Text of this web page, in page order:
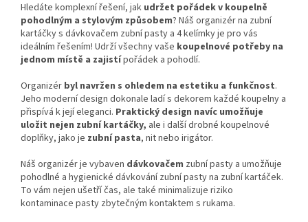
Hledáte komplexní řešení, jak udržet pořádek v koupelně
pohodlným a stylovým způsobem? Náš organizér na zubní
kartáčky s dávkovačem zubní pasty a 4 kelímky je pro vás
ideálním řešením! Udrží všechny vaše koupelnové potřeby na
jednom místě a zajistípořádek a pohodlí.
Organizér byl navržen s ohledem na estetiku a funkčnost.
Jeho moderní design dokonale ladí s dekorem každé koupelny a
přispívá k její eleganci. Praktický design navíc umožňuje
uložit nejen zubní kartáčky, ale i další drobné koupelnové
doplňky, jako je zubní pasta, nit nebo irigátor.
Náš organizér je vybaven dávkovačem zubní pasty a umožňuje
pohodlné a hygienické dávkování zubní pasty na zubní kartáček.
To vám nejen ušetří čas, ale také minimalizuje riziko
kontaminace pasty zbytečným kontaktem s rukama.